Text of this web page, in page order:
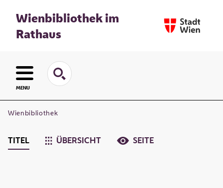
Wienbibliothek im
Rathaus
MENU
Wienbibliothek
TITEL ÜBERSICHT SEITE